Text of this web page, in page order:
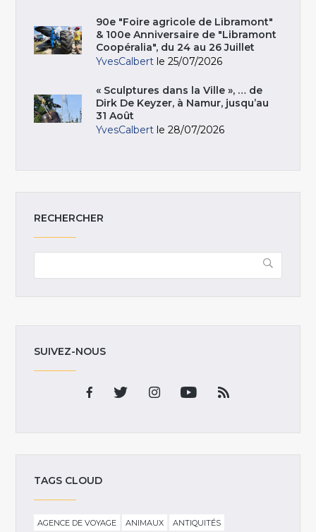
90e "Foire agricole de Libramont"
& 100e Anniversaire de "Libramont
Coopéralia", du 24 au 26 Juillet
YvesCalbert le 25/07/2026
« Sculptures dans la Ville », … de
Dirk De Keyzer, à Namur, jusqu’au
31 Août
YvesCalbert le 28/07/2026
RECHERCHER
SUIVEZ-NOUS
TAGS CLOUD
AGENCE DE VOYAGE ANIMAUX
ANTIQUITÉS